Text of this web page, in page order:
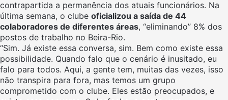
contrapartida a permanência dos atuais funcionários. Na
última semana, o clube oficializou a saída de 44
colaboradores de diferentes áreas, “eliminando” 8% dos
postos de trabalho no Beira-Rio.
“Sim. Já existe essa conversa, sim. Bem como existe essa
possibilidade. Quando falo que o cenário é inusitado, eu
falo para todos. Aqui, a gente tem, muitas das vezes, isso
não transpira para fora, mas temos um grupo
comprometido com o clube. Eles estão preocupados, e